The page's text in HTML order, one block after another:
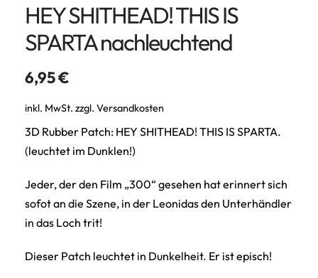
HEY SHITHEAD! THIS IS
SPARTA nachleuchtend
6,95€
inkl. MwSt. zzgl. Versandkosten
3D Rubber Patch: HEY SHITHEAD! THIS IS SPARTA.
(leuchtet im Dunklen!)
Jeder, der den Film „300“ gesehen hat erinnert sich
sofot an die Szene, in der Leonidas den Unterhändler
in das Loch trit!
Dieser Patch leuchtet in Dunkelheit. Er ist episch!